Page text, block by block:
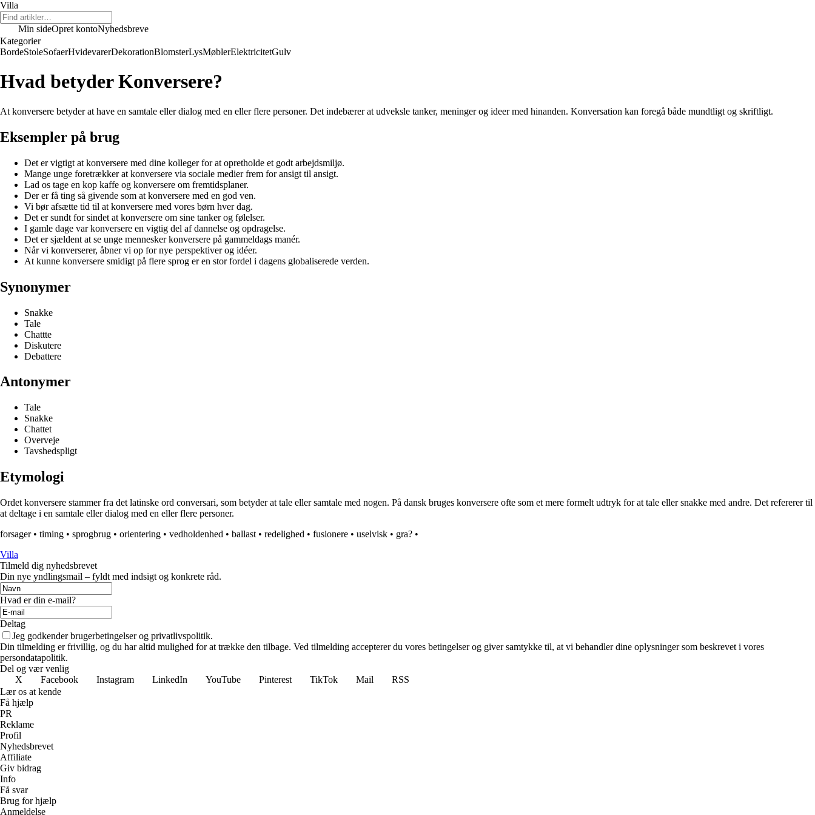
Villa
Min sideOpret kontoNyhedsbreve
Kategorier
BordeStoleSofaerHvidevarerDekorationBlomsterLysMøblerElektricitetGulv
Hvad betyder Konversere?
At konversere betyder at have en samtale eller dialog med en eller flere personer. Det indebærer at udveksle tanker, meninger og ideer med hinanden. Konversation kan foregå både mundtligt og skriftligt.
Eksempler på brug
Det er vigtigt at konversere med dine kolleger for at opretholde et godt arbejdsmiljø.
Mange unge foretrækker at konversere via sociale medier frem for ansigt til ansigt.
Lad os tage en kop kaffe og konversere om fremtidsplaner.
Der er få ting så givende som at konversere med en god ven.
Vi bør afsætte tid til at konversere med vores børn hver dag.
Det er sundt for sindet at konversere om sine tanker og følelser.
I gamle dage var konversere en vigtig del af dannelse og opdragelse.
Det er sjældent at se unge mennesker konversere på gammeldags manér.
Når vi konverserer, åbner vi op for nye perspektiver og idéer.
At kunne konversere smidigt på flere sprog er en stor fordel i dagens globaliserede verden.
Synonymer
Snakke
Tale
Chattte
Diskutere
Debattere
Antonymer
Tale
Snakke
Chattet
Overveje
Tavshedspligt
Etymologi
Ordet konversere stammer fra det latinske ord conversari, som betyder at tale eller samtale med nogen. På dansk bruges konversere ofte som et mere formelt udtryk for at tale eller snakke med andre. Det refererer til
at deltage i en samtale eller dialog med en eller flere personer.
forsager• timing • sprogbrug • orientering • vedholdenhed • ballast • redelighed • fusionere • uselvisk • gra? •
Villa
Tilmeld dig nyhedsbrevet
Din nye yndlingsmail – fyldt med indsigt og konkrete råd.
Hvad er din e-mail?
Deltag
Jeg godkender brugerbetingelser og privatlivspolitik.
Din tilmelding er frivillig, og du har altid mulighed for at trække den tilbage. Ved tilmelding accepterer du vores betingelser og giver samtykke til, at vi behandler dine oplysninger som beskrevet i vores
persondatapolitik.
Del og vær venlig
X
Facebook Instagram LinkedIn YouTube Pinterest TikTok Mail
RSS
Lær os at kende
Få hjælp
PR
Reklame
Profil
Nyhedsbrevet
Affiliate
Giv bidrag
Info
Få svar
Brug for hjælp
Anmeldelse